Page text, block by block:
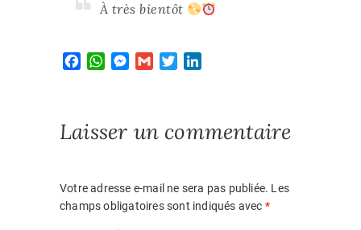
À très bientôt
b
k
W
s
p
M
e
e
r
G
l
t
e
n
Laisser un commentaire
Votre adresse e-mail ne sera pas publiée. Les
champs obligatoires sont indiqués avec *